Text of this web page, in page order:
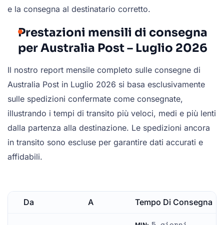
e la consegna al destinatario corretto.
Prestazioni mensili di consegna
per Australia Post – Luglio 2026
Il nostro report mensile completo sulle consegne di
Australia Post in Luglio 2026 si basa esclusivamente
sulle spedizioni confermate come consegnate,
illustrando i tempi di transito più veloci, medi e più lenti
dalla partenza alla destinazione. Le spedizioni ancora
in transito sono escluse per garantire dati accurati e
affidabili.
Da A Tempo Di Consegna